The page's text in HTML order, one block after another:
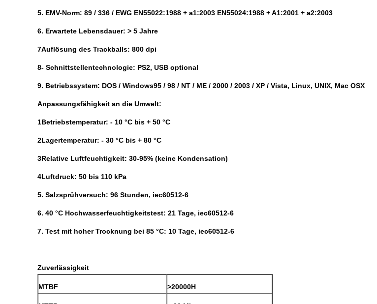
5. EMV-Norm: 89 / 336 / EWG EN55022:1988 + a1:2003 EN55024:1988 + A1:2001 + a2:2003
6. Erwartete Lebensdauer: > 5 Jahre
7Auflösung des Trackballs: 800 dpi
8- Schnittstellentechnologie: PS2, USB optional
9. Betriebssystem: DOS / Windows95 / 98 / NT / ME / 2000 / 2003 / XP / Vista, Linux, UNIX, Mac OSX
Anpassungsfähigkeit an die Umwelt:
1Betriebstemperatur: - 10 °C bis + 50 °C
2Lagertemperatur: - 30 °C bis + 80 °C
3Relative Luftfeuchtigkeit: 30-95% (keine Kondensation)
4Luftdruck: 50 bis 110 kPa
5. Salzsprühversuch: 96 Stunden, iec60512-6
6. 40 °C Hochwasserfeuchtigkeitstest: 21 Tage, iec60512-6
7. Test mit hoher Trocknung bei 85 °C: 10 Tage, iec60512-6
Zuverlässigkeit
MTBF >20000H